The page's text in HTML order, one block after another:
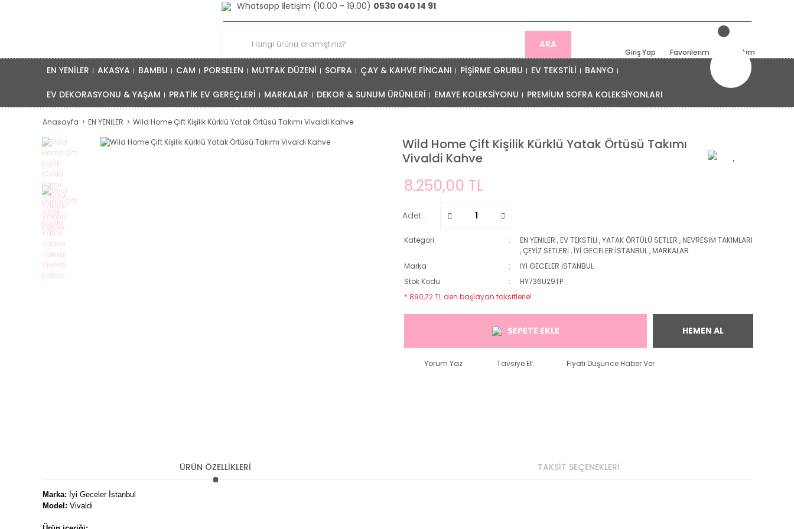
Whatsapp İletişim (10.00 - 19.00) 0530 040 14 91
ARA
Giriş Yap Favorilerim Sepetim
EN YENİLER AKASYA BAMBU CAM PORSELEN MUTFAK DÜZENİ SOFRA ÇAY & KAHVE FİNCANI PİŞİRME GRUBU EV TEKSTİLİ BANYO
EV DEKORASYONU & YAŞAM PRATİK EV GEREÇLERİ MARKALAR DEKOR & SUNUM ÜRÜNLERİ EMAYE KOLEKSİYONU PREMİUM SOFRA KOLEKSİYONLARI
Anasayfa EN YENİLER Wild Home Çift Kişilik Kürklü Yatak Örtüsü Takımı Vivaldi Kahve
Wild Home Çift Kişilik Kürklü Yatak Örtüsü Takımı
Vivaldi Kahve
8.250,00 TL
Adet :
Kategori EN YENİLER ,EV TEKSTİLİ ,YATAK ÖRTÜLÜ SETLER ,NEVRESİM TAKIMLARI
, ÇEYİZ SETLERİ , İYİ GECELER İSTANBUL,MARKALAR
Marka
İYİ GECELER İSTANBUL
Stok Kodu
HY736U29TP
* 890,72 TL den başlayan taksitlerle!
SEPETE EKLE HEMEN AL
Yorum Yaz Tavsiye Et Fiyatı Düşünce Haber Ver
ÜRÜN ÖZELLİKLERİ TAKSİT SEÇENEKLERİ
Marka: İyi Geceler İstanbul
Model: Vivaldi